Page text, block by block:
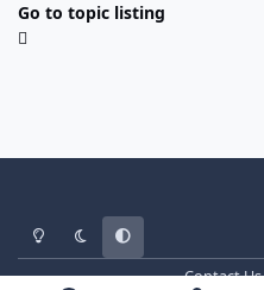
Go to topic listing
Light ModeDark ModeSystem Preference
Contact Us